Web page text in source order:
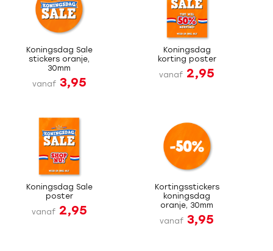
Koningsdag Sale
stickers oranje,
30mm
vanaf 3,95
Koningsdag
korting poster
vanaf 2,95
Koningsdag Sale
poster
vanaf 2,95
Kortingsstickers
koningsdag
oranje, 30mm
vanaf 3,95